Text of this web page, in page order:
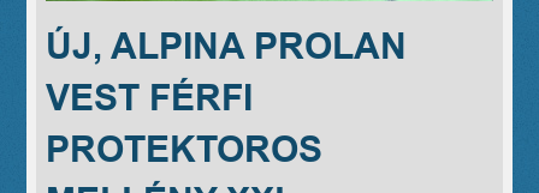
ÚJ, ALPINA PROLAN
VEST FÉRFI
PROTEKTOROS